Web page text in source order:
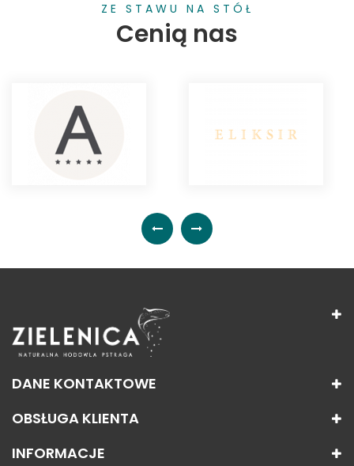
ZE STAWU NA STÓŁ
Cenią nas
DANE KONTAKTOWE
OBSŁUGA KLIENTA
INFORMACJE